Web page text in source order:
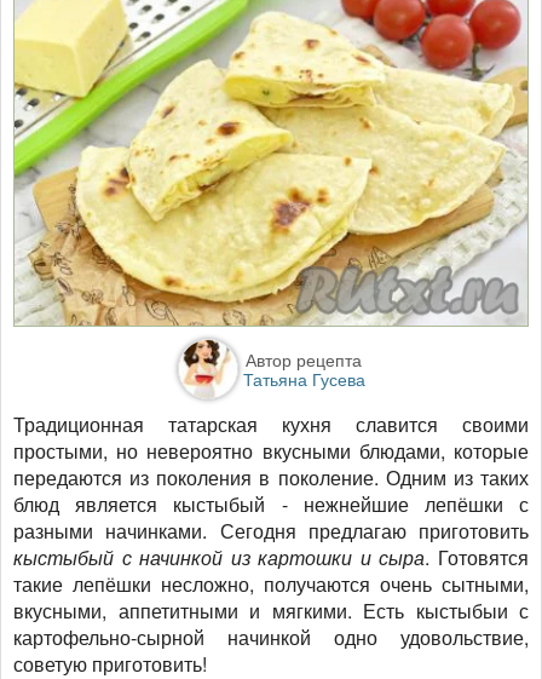
Автор рецепта
Татьяна Гусева
Традиционная татарская кухня славится своими
простыми, но невероятно вкусными блюдами, которые
передаются из поколения в поколение. Одним из таких
блюд является кыстыбый - нежнейшие лепёшки с
разными начинками. Сегодня предлагаю приготовить
кыстыбый с начинкой из картошки и сыра. Готовятся
такие лепёшки несложно, получаются очень сытными,
вкусными, аппетитными и мягкими. Есть кыстыбыи с
картофельно-сырной начинкой одно удовольствие,
советую приготовить!